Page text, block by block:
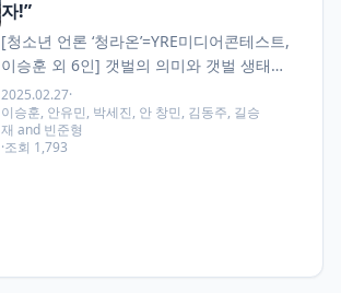
자!”
[청소년 언론 ‘청라온’=YRE미디어콘테스트,
이승훈 외 6인] 갯벌의 의미와 갯벌 생태가
왜 중요한가? 갯벌의 사전적 의미는 “고조
시에는 잠기고 저조 시에는 드러나는 연안
의…
2025.02.27·
이승훈, 안유민, 박세진, 안 창민, 김동주, 길승
재 and 빈준형
·조회 1,793